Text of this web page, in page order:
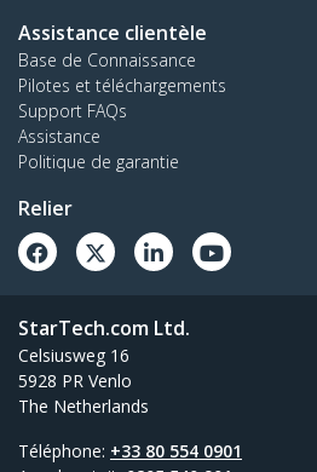
Assistance clientèle
Base de Connaissance
Pilotes et téléchargements
Support FAQs
Assistance
Politique de garantie
Relier
StarTech.com Ltd.
Celsiusweg 16
5928 PR Venlo
The Netherlands
Téléphone: +33 80 554 0901